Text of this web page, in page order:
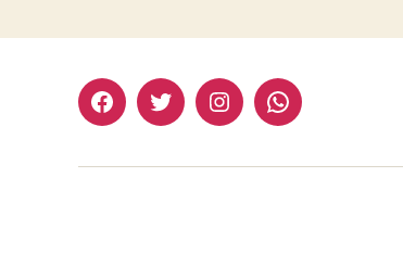
facebook:halityesil
twitter:halityesil
instagram:halityesil
whatsapp:0545
82